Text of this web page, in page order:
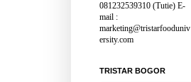
081232539310 (Tutie) E-
mail :
marketing@tristarfooduniv
ersity.com
TRISTAR BOGOR